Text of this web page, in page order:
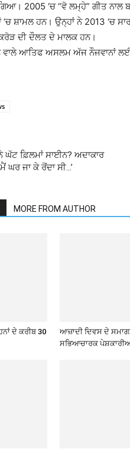
2005 ‘ਚ “ਵੋ ਲਮ੍ਹੇ” ਗੀਤ ਨਾਲ
ਸ਼ਾਮਲ ਹਨ। ਉਨ੍ਹਾਂ ਨੇ 2013 ‘ਚ
180 ਕਰੋੜ ਦੀ
ਵਾਲੇ ਆਤਿਫ ਅਸਲਮ ਅੱਜ ਨੌਜਵਾਨਾਂ
ਫ਼ਿਲਮਾਂ ਸਾਈਨ? ਅਦਾਕਾਰ
ਘਰ ਜਾ ਕੇ ਰੋਂਦਾ ਸੀ…’
MORE FROM AUTHOR
ਦੇ ਕਰੀਬ 30
ਆਜ਼ਾਦੀ ਦਿਵਸ ਦੇ
ਸਭਿਆਚਾਰਕ